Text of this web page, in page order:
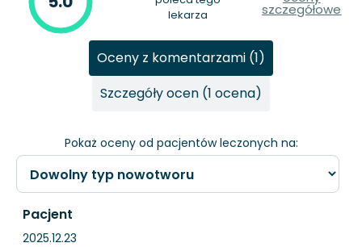
lekarza
szczegółowe
Pokaż oceny od pacjentów leczonych na:
Oceny z komentarzami (1)
Szczegóły ocen (1 ocena)
Pacjent
2025.12.23